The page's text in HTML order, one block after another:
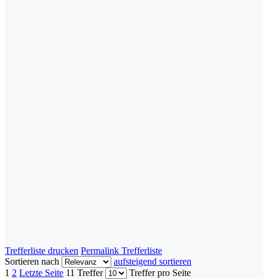
Trefferliste drucken Permalink Trefferliste
Sortieren nach
aufsteigend sortieren
1 2 Letzte Seite 11 Treffer Treffer pro Seite